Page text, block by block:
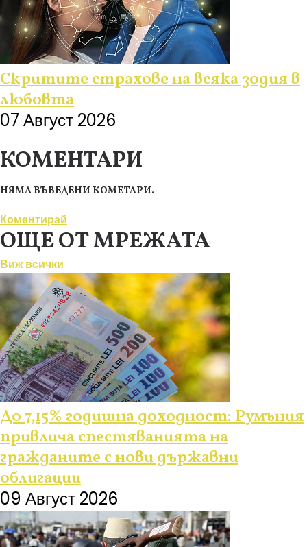
Скритите страхове на всяка зодия в
любовта
07 Август 2026
КОМЕНТАРИ
НЯМА ВЪВЕДЕНИ КОМЕТАРИ.
Коментирай
ОЩЕ ОТ МРЕЖАТА
Виж всички
До 7,15% годишна доходност: Румъния
привлича спестяванията на
гражданите с нови държавни
облигации
09 Август 2026